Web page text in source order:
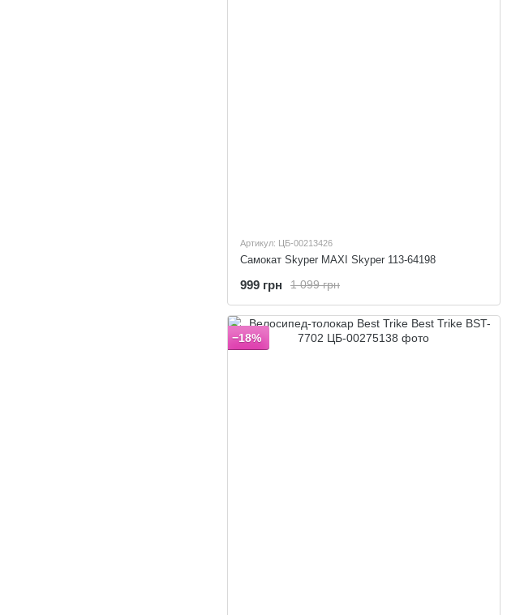
Артикул: ЦБ-00213426
Самокат Skyper MAXI Skyper 113-64198
1 099 грн
999 грн
−18%